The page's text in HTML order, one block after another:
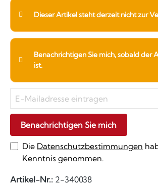
Dieser Artikel steht derzeit nicht zur
Benachrichtigen Sie mich, sobald der
ist.
Benachrichtigen Sie mich
Die Datenschutzbestimmungen
Kenntnis genommen.
Artikel-Nr.: 2-340038